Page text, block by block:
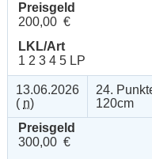
Preisgeld
200,00 €
LKL/Art
1 2 3 4 5 LP
13.06.2026
( n)
24.
120cm
Preisgeld
300,00 €